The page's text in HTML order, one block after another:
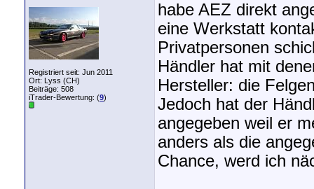
Registriert seit: Jun 2011
Ort: Lyss (CH)
Beiträge: 508
iTrader-Bewertung: (9)
habe AEZ direkt
eine Werkstatt
Privatpersonen
Händler hat mit
Hersteller: die
Jedoch hat der
angegeben weil er
anders als die
Chance, werd ich